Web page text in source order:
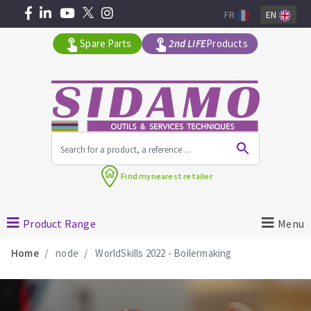
Angle grinders
Petrol saws
Spare Parts 2nd LIFEProducts
FR EN
Find mynearest retailer
Product Range Menu
Home node WorldSkills 2022 - Boilermaking